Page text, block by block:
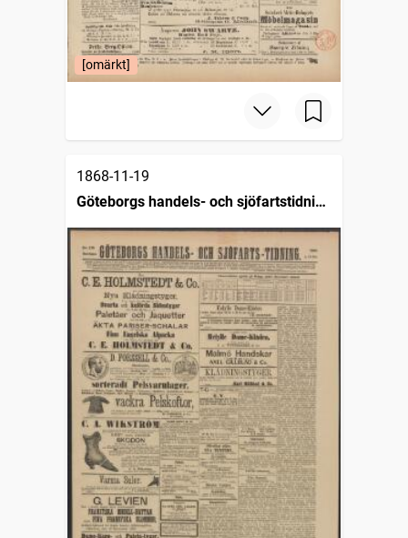
[omärkt]
1868-11-19
Göteborgs handels- och sjöfartstidning
(1832)